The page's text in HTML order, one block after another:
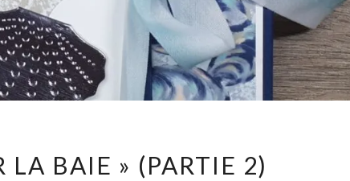
ALBUMBAIE » (PARTIE 2)